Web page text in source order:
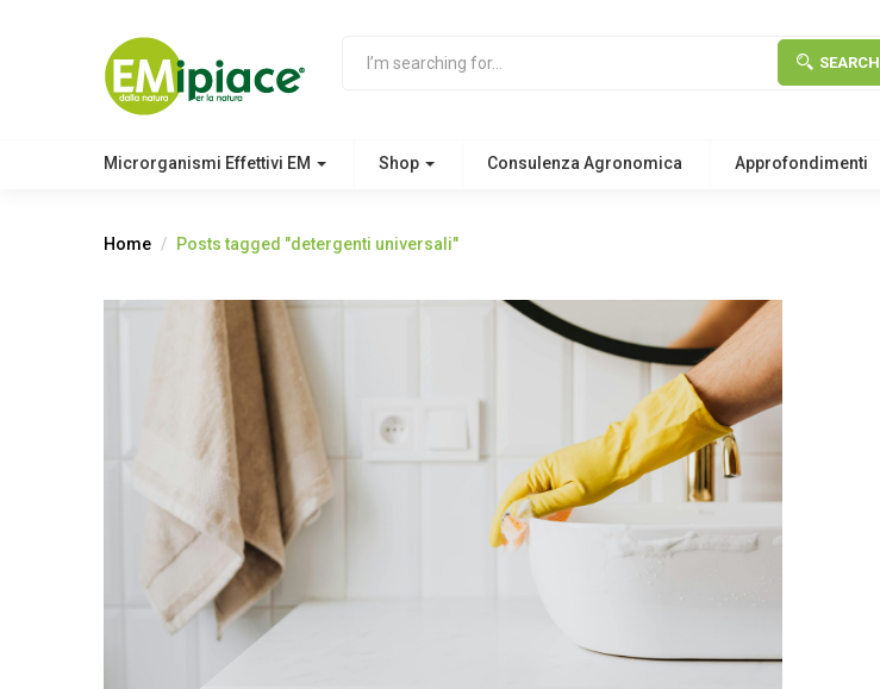
SEARCH
Microrganismi Effettivi EM Shop Consulenza Agronomica Approfondimenti
Home Posts tagged "detergenti universali"